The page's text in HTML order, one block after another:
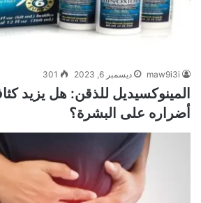
maw9i3i ديسمبر 6, 2023 301
المينوكسيديل للذقن: هل يزيد
أضراره على البشرة؟